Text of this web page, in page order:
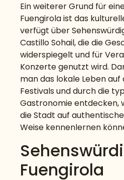
Ein weiterer Grund für
Fuengirola ist das
verfügt über
Castillo Sohail, die die
widerspiegelt und für
Konzerte genutzt wird.
man das lokale Leben
Festivals und durch die
Gastronomie entdecken,
die Stadt auf
Weise kennenlernen
Fuengirola